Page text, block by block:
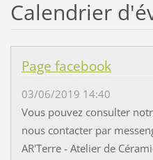
Calendrier
Page facebook
03/06/2019 14:40
Vous pouvez consulter
nous contacter par
AR'Terre - Atelier de